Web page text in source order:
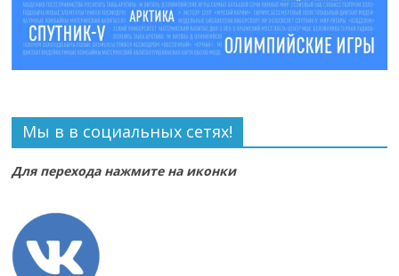
Мы в в социальных сетях!
Для перехода нажмите на иконки